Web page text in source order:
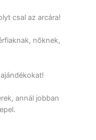
csal az arcára!
nőknek,
annál jobban